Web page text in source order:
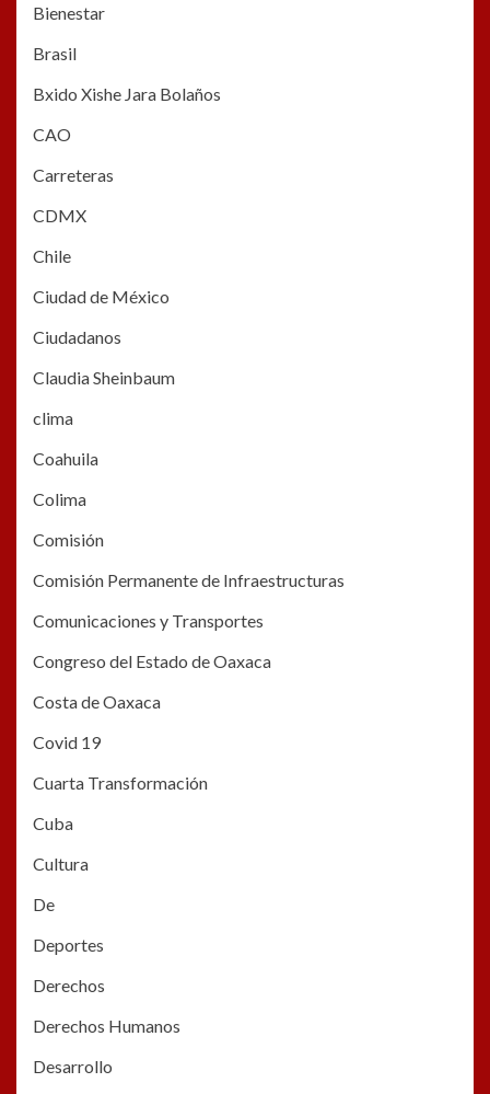
Bienestar
Brasil
Bxido Xishe Jara Bolaños
CAO
Carreteras
CDMX
Chile
Ciudad de México
Ciudadanos
Claudia Sheinbaum
clima
Coahuila
Colima
Comisión
Comisión Permanente de Infraestructuras
Comunicaciones y Transportes
Congreso del Estado de Oaxaca
Costa de Oaxaca
Covid 19
Cuarta Transformación
Cuba
Cultura
De
Deportes
Derechos
Derechos Humanos
Desarrollo